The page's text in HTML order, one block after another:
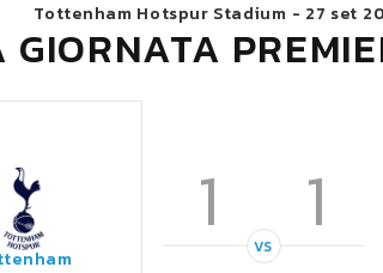
Tottenham Hotspur Stadium - 27 set
GIORNATA
1 1
VS